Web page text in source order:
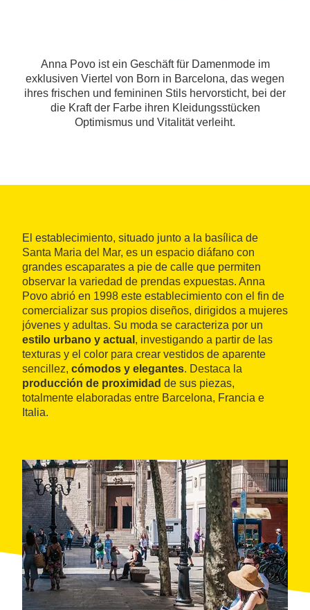
Anna Povo ist ein Geschäft für Damenmode im
exklusiven Viertel von Born in Barcelona, das wegen
ihres frischen und femininen Stils hervorsticht, bei der
die Kraft der Farbe ihren Kleidungsstücken
Optimismus und Vitalität verleiht.
El establecimiento, situado junto a la basílica de
Santa Maria del Mar, es un espacio diáfano con
grandes escaparates a pie de calle que permiten
observar la variedad de prendas expuestas. Anna
Povo abrió en 1998 este establecimiento con el fin de
comercializar sus propios diseños, dirigidos a mujeres
jóvenes y adultas. Su moda se caracteriza por un
estilo urbano y actual , investigando a partir de las
texturas y el color para crear vestidos de aparente
sencillez, cómodos y elegantes. Destaca la
producción de proximidad de sus piezas,
totalmente elaboradas entre Barcelona, Francia e
Italia.